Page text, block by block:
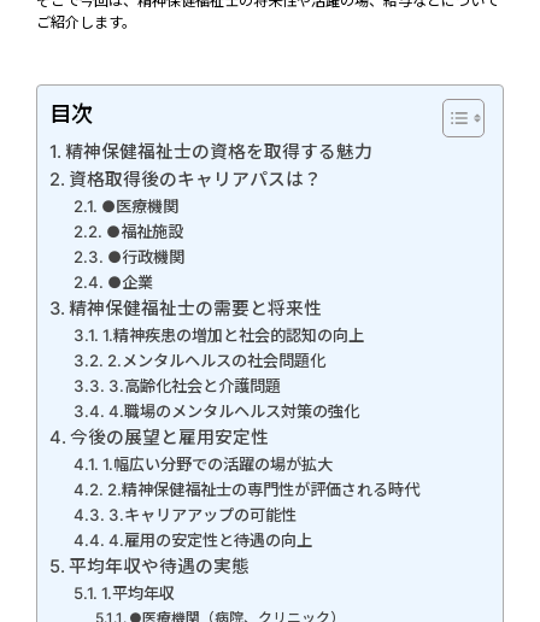
ご紹介します。
目次
精神保健福祉士の資格を取得する魅力
資格取得後のキャリアパスは？
●医療機関
●福祉施設
●行政機関
●企業
精神保健福祉士の需要と将来性
1.精神疾患の増加と社会的認知の向上
2.メンタルヘルスの社会問題化
3.高齢化社会と介護問題
4.職場のメンタルヘルス対策の強化
今後の展望と雇用安定性
1.幅広い分野での活躍の場が拡大
2.精神保健福祉士の専門性が評価される時代
3.キャリアアップの可能性
4.雇用の安定性と待遇の向上
平均年収や待遇の実態
1.平均年収
●医療機関（病院、クリニック）